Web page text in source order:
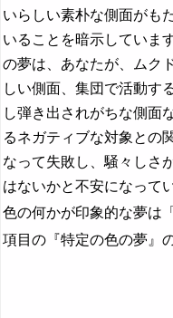
いらしい素朴な側面がも
いることを暗示していま
の夢は、あなたが、ムク
しい側面、集団で活動す
し弾き出されがちな側面
るネガティブな対象との
なって失敗し、騒々しさ
はないかと不安になって
色の何かが印象的な夢は「
項目の『特定の色の夢』